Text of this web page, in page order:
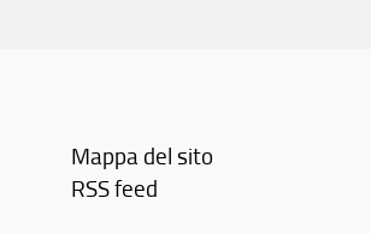
Mappa del sito
RSS feed